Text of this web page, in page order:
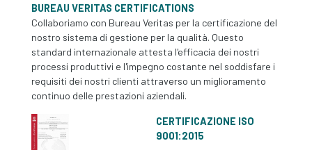
BUREAU VERITAS CERTIFICATIONS
Collaboriamo con Bureau Veritas per la certificazione del
nostro sistema di gestione per la qualità. Questo
standard internazionale attesta l'efficacia dei nostri
processi produttivi e l'impegno costante nel soddisfare i
requisiti dei nostri clienti attraverso un miglioramento
continuo delle prestazioni aziendali.
CERTIFICAZIONE ISO
9001:2015